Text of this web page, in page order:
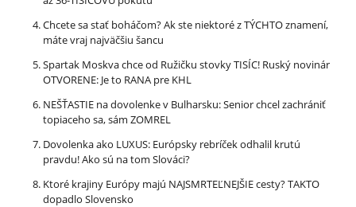
Chcete sa stať boháčom? Ak ste niektoré z TÝCHTO znamení,
máte vraj najväčšiu šancu
Spartak Moskva chce od Ružičku stovky TISÍC! Ruský novinár
OTVORENE: Je to RANA pre KHL
NEŠŤASTIE na dovolenke v Bulharsku: Senior chcel zachrániť
topiaceho sa, sám ZOMREL
Dovolenka ako LUXUS: Európsky rebríček odhalil krutú
pravdu! Ako sú na tom Slováci?
Ktoré krajiny Európy majú NAJSMRTEĽNEJŠIE cesty? TAKTO
dopadlo Slovensko